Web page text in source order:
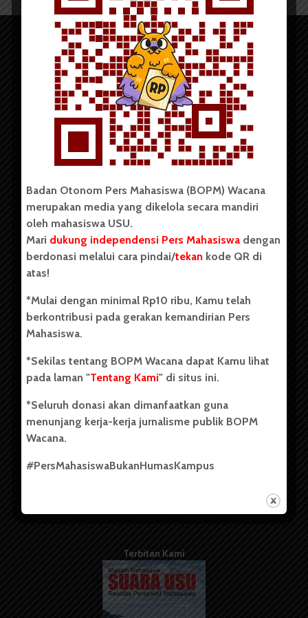
Copyright © 2023. All rights reserved BOPM WACANA.
Badan Otonom Pers Mahasiswa (BOPM) Wacana merupakan
pers mahasiswa yang berdiri di luar kampus dan dikelola
secara mandiri oleh mahasiswa Universitas Sumatera Utara
(USU). Sebelumnya BOPM Wacana merupakan salah satu
Unit Kegiatan Mahasiswa (UKM) di Universitas Sumatera
berdiri pada 1 Juli 1995.
Kontribusi
Info Iklan
Pedoman Media Siber
Kode Etik Jurnalistik
Terbitan Kami
Badan Otonom Pers Mahasiswa (BOPM) Wacana
merupakan media yang dikelola secara mandiri
oleh mahasiswa USU.
Mari dukung independensi Pers Mahasiswa dengan
berdonasi melalui cara pindai/tekan kode QR di
atas!
*Mulai dengan minimal Rp10 ribu, Kamu telah
berkontribusi pada gerakan kemandirian Pers
Mahasiswa.
*Sekilas tentang BOPM Wacana dapat Kamu lihat
pada laman "Tentang Kami" di situs ini.
*Seluruh donasi akan dimanfaatkan guna
menunjang kerja-kerja jurnalisme publik BOPM
Wacana.
#PersMahasiswaBukanHumasKampus